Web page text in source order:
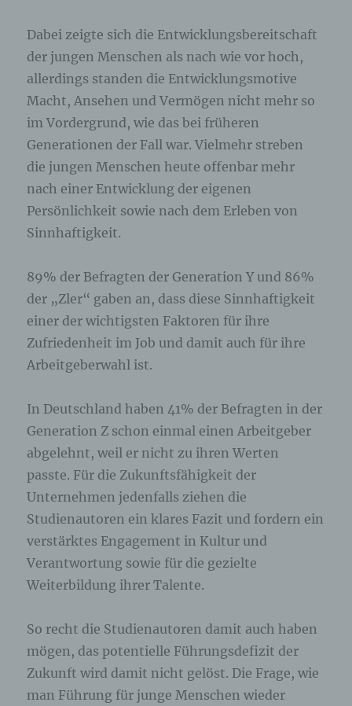
Dabei zeigte sich die Entwicklungsbereitschaft
der jungen Menschen als nach wie vor hoch,
allerdings standen die Entwicklungsmotive
Macht, Ansehen und Vermögen nicht mehr so
im Vordergrund, wie das bei früheren
Generationen der Fall war. Vielmehr streben
die jungen Menschen heute offenbar mehr
nach einer Entwicklung der eigenen
Persönlichkeit sowie nach dem Erleben von
Sinnhaftigkeit.
89% der Befragten der Generation Y und 86%
der „Zler“ gaben an, dass diese Sinnhaftigkeit
einer der wichtigsten Faktoren für ihre
Zufriedenheit im Job und damit auch für ihre
Arbeitgeberwahl ist.
In Deutschland haben 41% der Befragten in der
Generation Z schon einmal einen Arbeitgeber
abgelehnt, weil er nicht zu ihren Werten
passte. Für die Zukunftsfähigkeit der
Unternehmen jedenfalls ziehen die
Studienautoren ein klares Fazit und fordern ein
verstärktes Engagement in Kultur und
Verantwortung sowie für die gezielte
Weiterbildung ihrer Talente.
So recht die Studienautoren damit auch haben
mögen, das potentielle Führungsdefizit der
Zukunft wird damit nicht gelöst. Die Frage, wie
man Führung für junge Menschen wieder